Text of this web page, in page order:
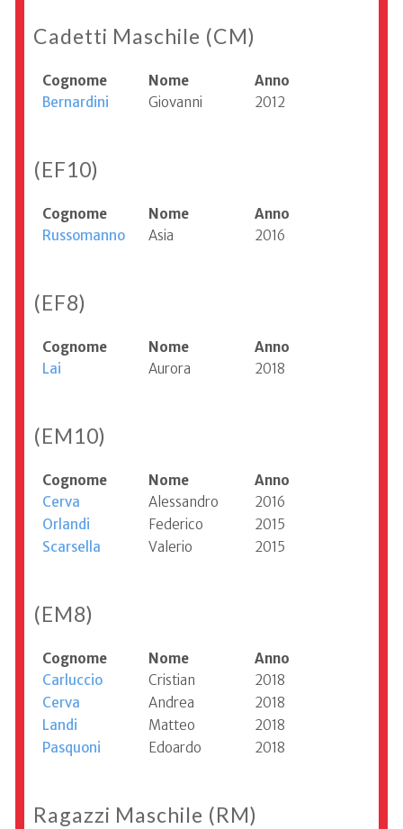
Cadetti Maschile (CM)
Cognome Nome
Anno
Bernardini
Giovanni 2012
(EF10)
Cognome Nome
Anno
Russomanno
Asia 2016
(EF8)
Cognome Nome
Anno
Lai
Aurora 2018
(EM10)
Cognome Nome
Anno
Cerva
Alessandro
2016
Orlandi
Federico
2015
Scarsella
Valerio 2015
(EM8)
Cognome Nome
Anno
Carluccio
Cristian
2018
Cerva
Andrea
2018
Landi
Matteo
2018
Pasquoni
Edoardo 2018
Ragazzi Maschile (RM)